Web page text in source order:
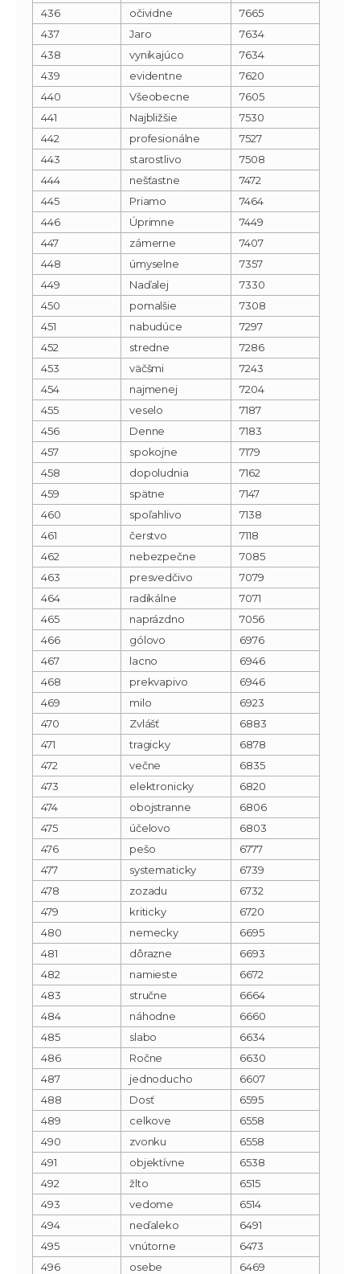
436 očividne
7665
437
Jaro
7634
438
vynikajúco
7634
439
evidentne
7620
440
Všeobecne
7605
441
Najbližšie
7530
442
profesionálne
7527
443
starostlivo
7508
444
nešťastne
7472
445
Priamo
7464
446
Úprimne
7449
447
zámerne
7407
448
úmyselne
7357
449
Naďalej
7330
450
pomalšie
7308
451
nabudúce
7297
452
stredne
7286
453
väčšmi
7243
454
najmenej
7204
455
veselo
7187
456
Denne
7183
457
spokojne
7179
458
dopoludnia
7162
459
spätne
7147
460
spoľahlivo
7138
461
čerstvo
7118
462
nebezpečne
7085
463
presvedčivo
7079
464
radikálne
7071
465
naprázdno
7056
466
gólovo
6976
467
lacno
6946
468
prekvapivo
6946
469
milo
6923
470
Zvlášť
6883
471
tragicky
6878
472
večne
6835
473
elektronicky
6820
474
obojstranne
6806
475
účelovo
6803
476
pešo
6777
477
systematicky
6739
478
zozadu
6732
479
kriticky
6720
480
nemecky
6695
481
dôrazne
6693
482
namieste
6672
483
stručne
6664
484
náhodne
6660
485
slabo
6634
486
Ročne
6630
487
jednoducho
6607
488
Dosť
6595
489
celkove
6558
490
zvonku
6558
491
objektívne
6538
492
žlto
6515
493
vedome
6514
494
neďaleko
6491
495
vnútorne
6473
496
osebe
6469